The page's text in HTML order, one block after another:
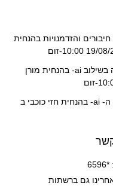
והזדמנויות בהנחית
סדנא- הכנה לראיון עבודה בשילוב ai- בהנחית מורן
סדנא- עולם עבודה בעידן ה- ai- בהנחית חזי כוכבי ב
גם ברשתות